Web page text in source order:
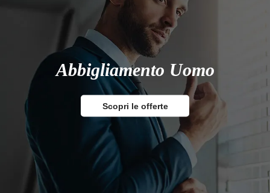
Abbigliamento Uomo
Scopri le offerte